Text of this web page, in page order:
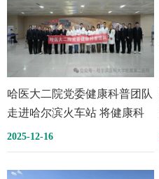
哈医大二院党委健康科普团队
走进哈尔滨火车站 将健康科
普送到铁路职工身边
2025-12-16